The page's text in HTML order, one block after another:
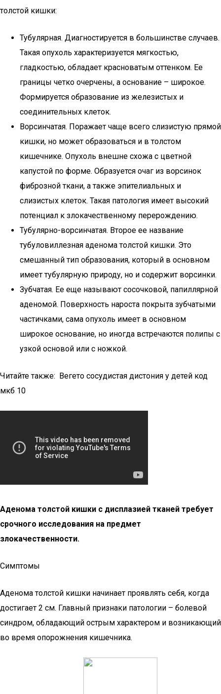
толстой кишки:
Тубулярная. Диагностируется в большинстве случаев.
Такая опухоль характеризуется мягкостью,
гладкостью, обладает красноватым оттенком. Ее
границы четко очерчены, а основание – широкое.
Формируется образование из железистых и
соединительных клеток.
Ворсинчатая. Поражает чаще всего слизистую прямой
кишки, но может образоваться и в толстом
кишечнике. Опухоль внешне схожа с цветной
капустой по форме. Образуется очаг из ворсинок
фиброзной ткани, а также эпителиальных и
слизистых клеток. Такая патология имеет высокий
потенциал к злокачественному перерождению.
Тубулярно-ворсинчатая. Второе ее название
тубуловиллезная аденома толстой кишки. Это
смешанный тип образования, который в основном
имеет тубулярную природу, но и содержит ворсинки.
Зубчатая. Ее еще называют сосочковой, папиллярной
аденомой. Поверхность нароста покрыта зубчатыми
частичками, сама опухоль имеет в основном
широкое основание, но иногда встречаются полипы с
узкой основой или с ножкой.
Читайте также: Вегето сосудистая дистония у детей код
мкб 10
Аденома толстой кишки с дисплазией тканей требует
срочного исследования на предмет
злокачественности.
Симптомы
Аденома толстой кишки начинает проявлять себя, когда
достигает 2 см. Главный признаки патологии – болевой
синдром, обладающий острым характером и возникающий
во время опорожнения кишечника.